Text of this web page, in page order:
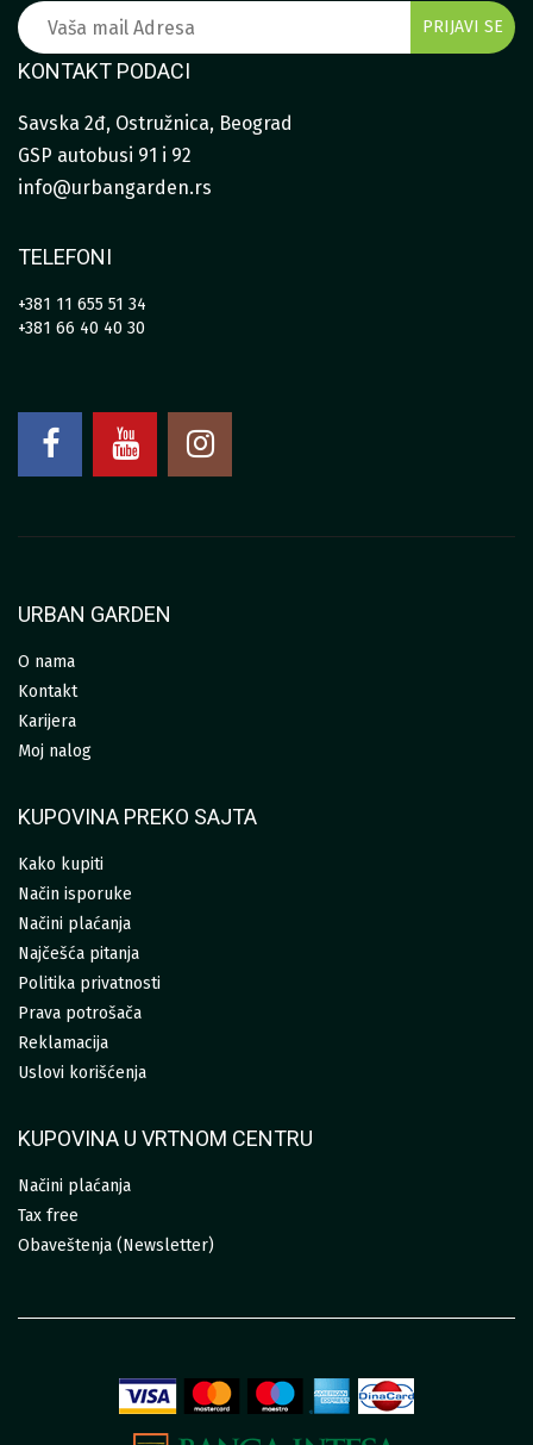
KONTAKT PODACI
Savska 2đ, Ostružnica, Beograd
GSP autobusi 91 i 92
info@urbangarden.rs
TELEFONI
+381 11 655 51 34
+381 66 40 40 30
URBAN GARDEN
O nama
Kontakt
Karijera
Moj nalog
KUPOVINA PREKO SAJTA
Kako kupiti
Način isporuke
Načini plaćanja
Najčešća pitanja
Politika privatnosti
Prava potrošača
Reklamacija
Uslovi korišćenja
KUPOVINA U VRTNOM CENTRU
Načini plaćanja
Tax free
Obaveštenja (Newsletter)